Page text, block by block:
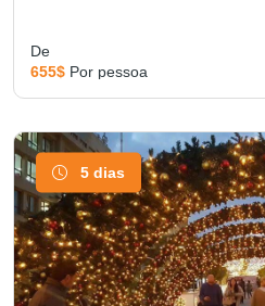
De
655$ Por pessoa
5 dias